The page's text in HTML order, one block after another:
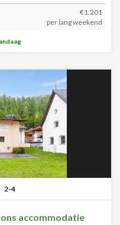
€1.201
per lang weekend
2-4
accommodatie